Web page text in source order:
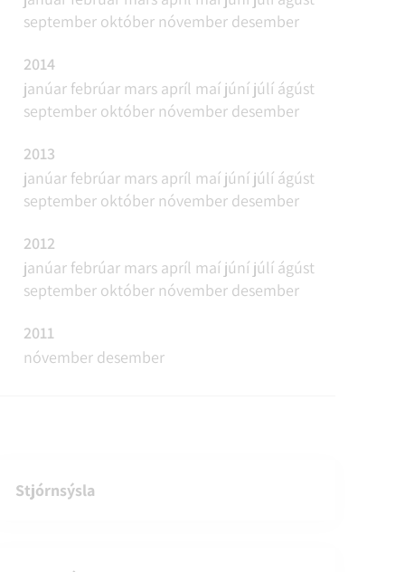
september október nóvember desember
2014
janúar febrúar mars apríl maí júní júlí ágúst
september október nóvember desember
2013
janúar febrúar mars apríl maí júní júlí ágúst
september október nóvember desember
2012
janúar febrúar mars apríl maí júní júlí ágúst
september október nóvember desember
2011
nóvember desember
Stjórnsýsla